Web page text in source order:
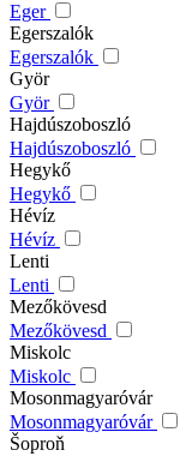
Eger
Egerszalók
Egerszalók
Györ
Györ
Hajdúszoboszló
Hajdúszoboszló
Hegykő
Hegykő
Hévíz
Hévíz
Lenti
Lenti
Mezőkövesd
Mezőkövesd
Miskolc
Miskolc
Mosonmagyaróvár
Mosonmagyaróvár
Šoproň